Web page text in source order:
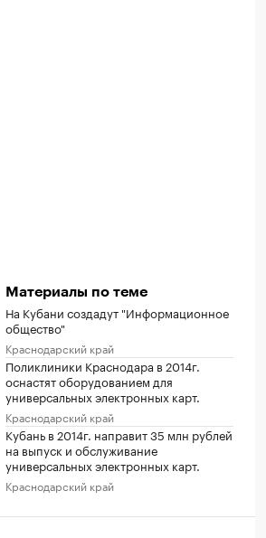
Материалы по теме
На Кубани создадут "Информационное
общество"
Краснодарский край
Поликлиники Краснодара в 2014г.
оснастят оборудованием для
универсальных электронных карт.
Краснодарский край
Кубань в 2014г. направит 35 млн рублей
на выпуск и обслуживание
универсальных электронных карт.
Краснодарский край